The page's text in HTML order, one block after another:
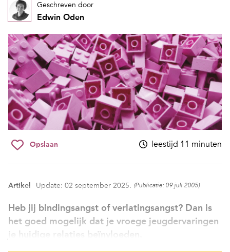
Geschreven door
Edwin Oden
Opslaan leestijd 11 minuten
Artikel Update: 02 september 2025. (Publicatie: 09 juli 2005)
Heb jij bindingsangst of verlatingsangst? Dan is
het goed mogelijk dat je vroege jeugdervaringen
je huidige relaties beïnvloeden.